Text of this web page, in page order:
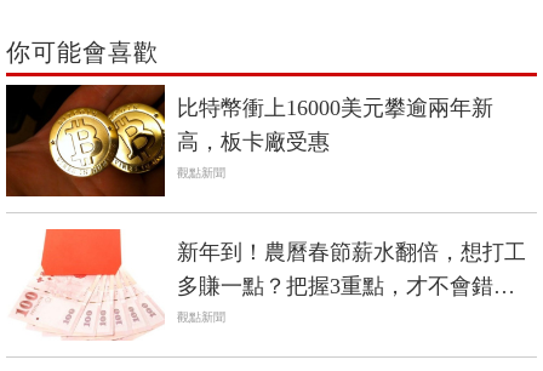
你可能會喜歡
比特幣衝上16000美元攀逾兩年新
高，板卡廠受惠
觀點新聞
新年到！農曆春節薪水翻倍，想打工
多賺一點？把握3重點，才不會錯失
自身權益！
觀點新聞